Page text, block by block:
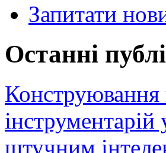
Запитати
Останні
Конструювання
штучним